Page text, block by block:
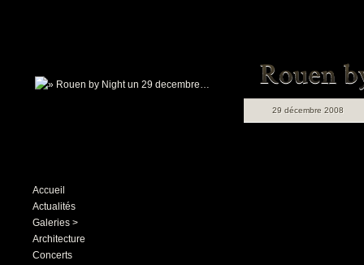
Accueil
Actualités
Galeries >
Architecture
Concerts
29 décembre 2008